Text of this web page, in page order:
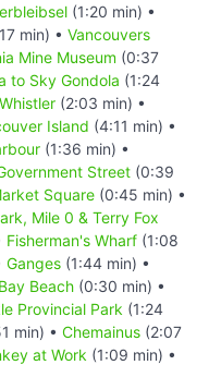
(1:20 min) •
min) • Vancouvers
Mine Museum (0:37
to Sky Gondola (1:24
Whistler (2:03 min) •
Island (4:11 min) •
(1:36 min) •
Street (0:39
Square (0:45 min) •
Mile 0 & Terry Fox
Fisherman's Wharf (1:08
Ganges (1:44 min) •
Beach (0:30 min) •
Provincial Park (1:24
min) • Chemainus (2:07
at Work (1:09 min) •